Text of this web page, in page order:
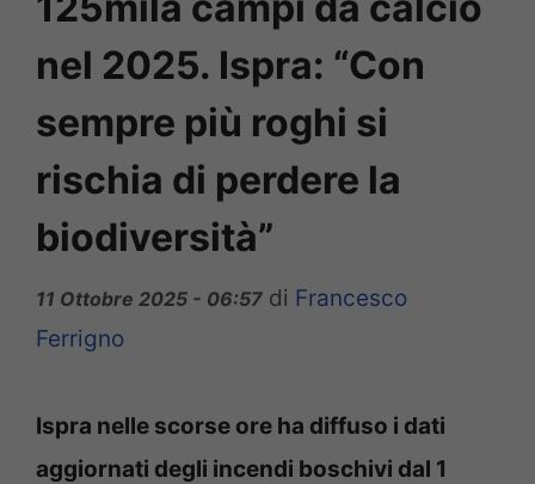
nel 2025. Ispra: “Con
sempre più roghi si
rischia di perdere la
biodiversità”
11 Ottobre 2025 - 06:57 di Francesco
Ferrigno
Ispra nelle scorse ore ha diffuso i dati
aggiornati degli incendi boschivi dal 1